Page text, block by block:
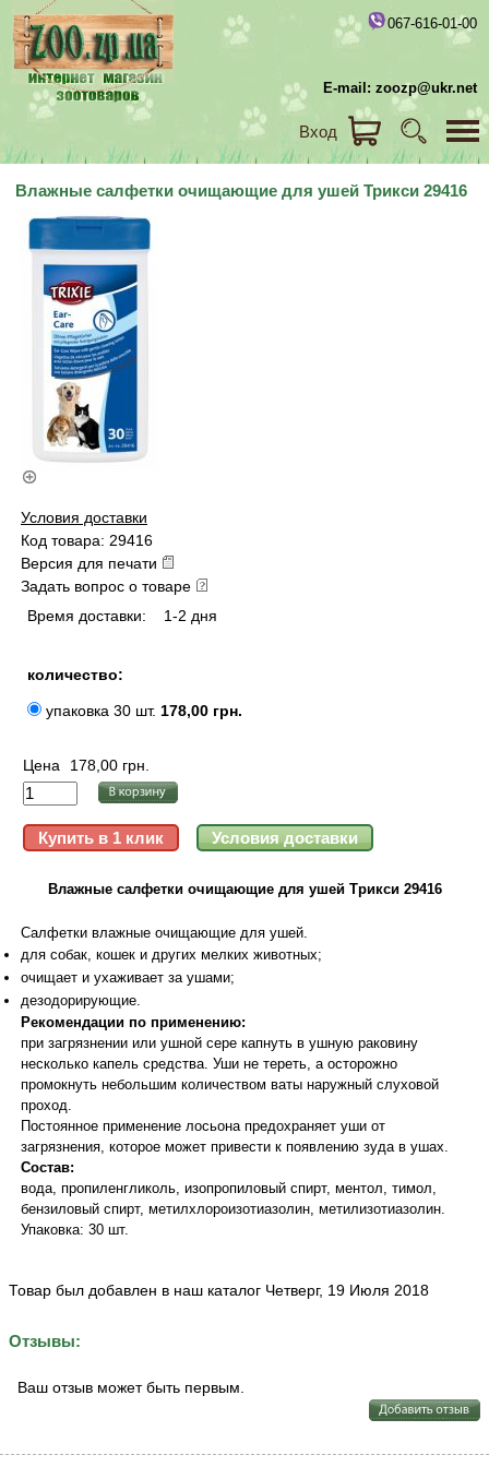
067-616-01-00
E-mail: zoozp@ukr.net
Вход
Влажные салфетки очищающие для ушей Трикси 29416
Условия доставки
Код товара: 29416
Версия для печати
Задать вопрос о товаре
Время доставки:
1-2 дня
количество:
упаковка 30 шт. 178,00 грн.
Цена 178,00 грн.
Влажные салфетки очищающие для ушей Трикси 29416
Салфетки влажные очищающие для ушей.
для собак, кошек и других мелких животных;
очищает и ухаживает за ушами;
дезодорирующие.
Рекомендации по применению:
при загрязнении или ушной сере капнуть в ушную раковину
несколько капель средства. Уши не тереть, а осторожно
промокнуть небольшим количеством ваты наружный слуховой
проход.
Постоянное применение лосьона предохраняет уши от
загрязнения, которое может привести к появлению зуда в ушах.
Состав:
вода, пропиленгликоль, изопропиловый спирт, ментол, тимол,
бензиловый спирт, метилхлороизотиазолин, метилизотиазолин.
Упаковка: 30 шт.
Товар был добавлен в наш каталог Четверг, 19 Июля 2018
Отзывы:
Ваш отзыв может быть первым.